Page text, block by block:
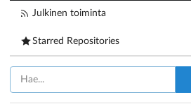
Julkinen toiminta
Starred Repositories